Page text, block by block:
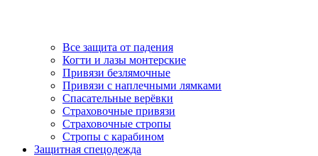
Все защита от падения
Когти и лазы монтерские
Привязи безлямочные
Привязи с наплечными лямками
Спасательные верёвки
Страховочные привязи
Страховочные стропы
Стропы с карабином
Защитная спецодежда